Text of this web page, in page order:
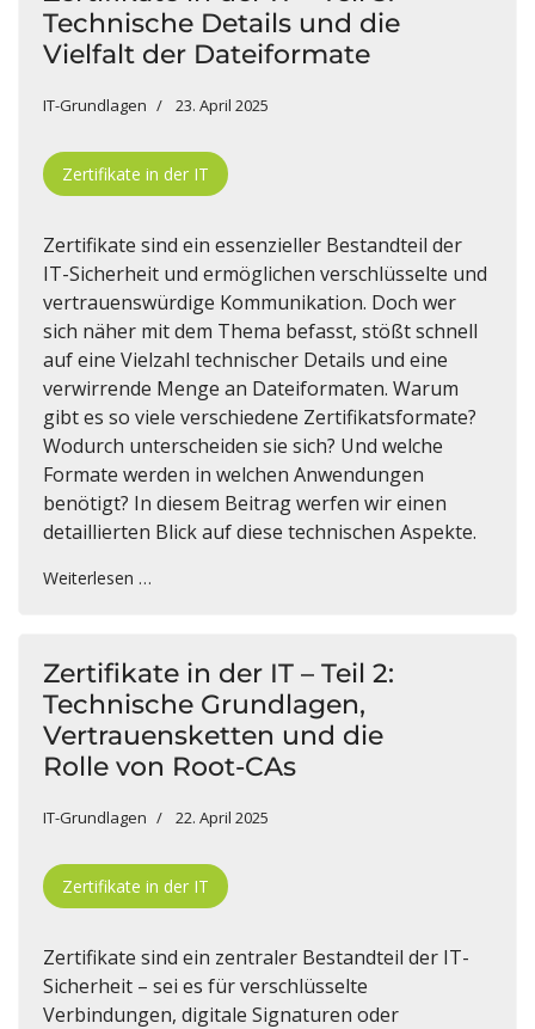
Technische Details und die
Vielfalt der Dateiformate
IT-Grundlagen 23. April 2025
Zertifikate in der IT
Zertifikate sind ein essenzieller Bestandteil der
IT-Sicherheit und ermöglichen verschlüsselte und
vertrauenswürdige Kommunikation. Doch wer
sich näher mit dem Thema befasst, stößt schnell
auf eine Vielzahl technischer Details und eine
verwirrende Menge an Dateiformaten. Warum
gibt es so viele verschiedene Zertifikatsformate?
Wodurch unterscheiden sie sich? Und welche
Formate werden in welchen Anwendungen
benötigt? In diesem Beitrag werfen wir einen
detaillierten Blick auf diese technischen Aspekte.
Weiterlesen …
Zertifikate in der IT – Teil 2:
Technische Grundlagen,
Vertrauensketten und die
Rolle von Root-CAs
IT-Grundlagen 22. April 2025
Zertifikate in der IT
Zertifikate sind ein zentraler Bestandteil der IT-
Sicherheit – sei es für verschlüsselte
Verbindungen, digitale Signaturen oder